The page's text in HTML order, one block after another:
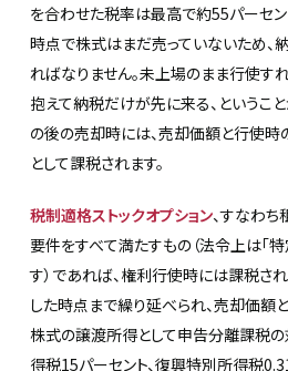
を合わせた税率は最高で約55パーセン
時点で株式はまだ売っていないため、
ればなりません。未上場のまま行使す
抱えて納税だけが先に来る、というこ
の後の売却時には、売却価額と行使
として課税されます。
税制適格ストックオプション、すなわ
要件をすべて満たすもの（法令上は「
す）であれば、権利行使時には課税さ
した時点まで繰り延べられ、売却価額
株式の譲渡所得として申告分離課税の
得税15パーセント、復興特別所得税